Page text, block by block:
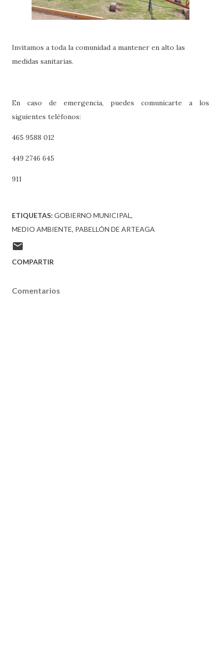
Invitamos a toda la comunidad a mantener en alto las
medidas sanitarias.
En caso de emergencia, puedes comunicarte a los
siguientes teléfonos:
465 9588 012
449 2746 645
911
ETIQUETAS: GOBIERNO MUNICIPAL
MEDIO AMBIENTE PABELLÓN DE ARTEAGA
COMPARTIR
Comentarios